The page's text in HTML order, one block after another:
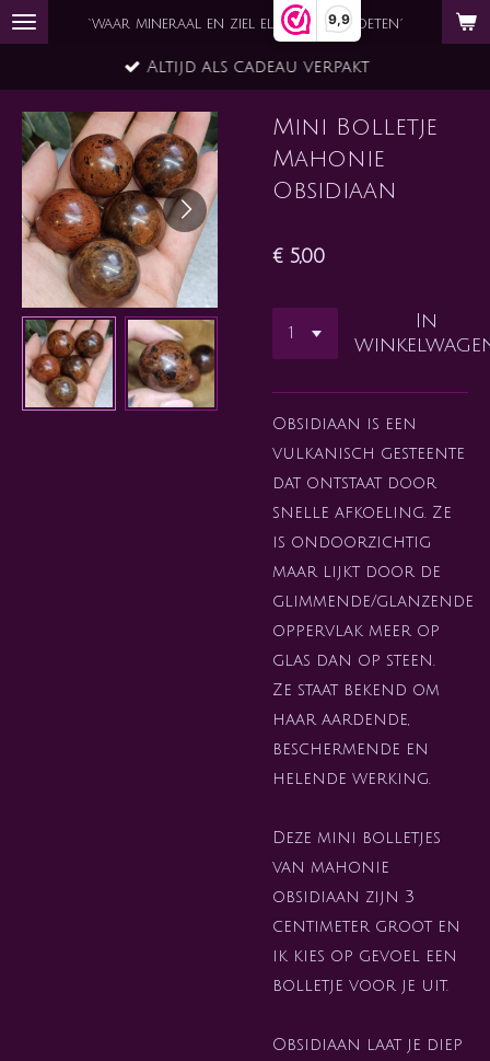
9,9
Ga
de
hoofdinhoud
`waar mineraal en ziel elkaar ontmoeten´
Altijd als cadeau verpakt
Mini Bolletje
Mahonie
Obsidiaan
€ 5,00
In
Obsidiaan is een
vulkanisch gesteente
dat ontstaat door
snelle afkoeling. Ze
is ondoorzichtig
maar lijkt door de
glimmende/glanzende
oppervlak meer op
glas dan op steen.
Ze staat bekend om
haar aardende,
beschermende en
helende werking.
Deze mini bolletjes
van mahonie
obsidiaan zijn 3
centimeter groot en
ik kies op gevoel een
bolletje voor je uit.
Obsidiaan laat je diep